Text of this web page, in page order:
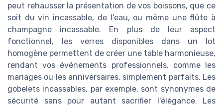
peut rehausser la présentation de vos boissons, que ce
soit du vin incassable, de l'eau, ou même une flûte à
champagne incassable. En plus de leur aspect
fonctionnel, les verres disponibles dans un lot
homogène permettent de créer une table harmonieuse,
rendant vos événements professionnels, comme les
mariages ou les anniversaires, simplement parfaits. Les
gobelets incassables, par exemple, sont synonymes de
sécurité sans pour autant sacrifier l'élégance. Les